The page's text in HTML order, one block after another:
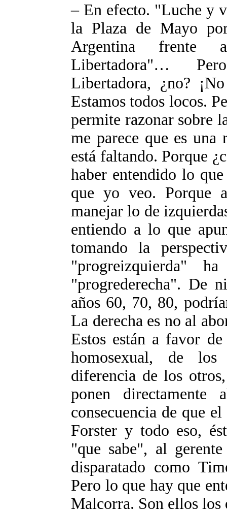
– En efecto. "Luche y
la Plaza de Mayo
Argentina frente
Libertadora"…
Libertadora, ¿no?
Estamos todos locos.
permite razonar sobre
me parece que es
está faltando. Porque
haber entendido lo
que yo veo. Porque
manejar lo de
entiendo a lo que
tomando la
"progreizquierda"
"progrederecha". De
años 60, 70, 80,
La derecha es no al
Estos están a favor
homosexual, de
diferencia de los
ponen directamente
consecuencia de que
Forster y todo eso,
"que sabe", al
disparatado como
Pero lo que hay que
Malcorra. Son ellos los